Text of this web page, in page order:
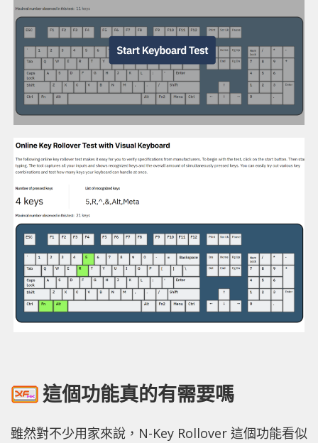
這個功能真的有需要嗎
雖然對不少用家來說，N-Key Rollover 這個功能看似